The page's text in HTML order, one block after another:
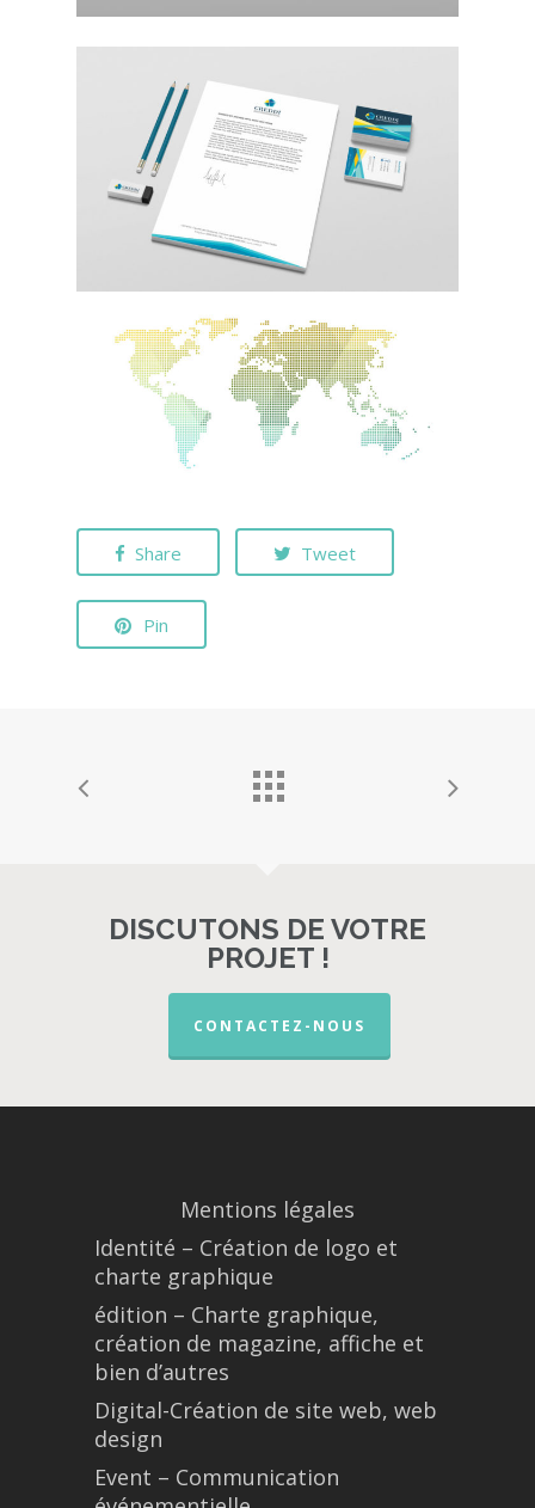
Share Tweet
Pin
DISCUTONS DE VOTRE
PROJET !
CONTACTEZ-NOUS
Mentions légales
Identité – Création de logo et
charte graphique
édition – Charte graphique,
création de magazine, affiche et
bien d’autres
Digital-Création de site web, web
design
Event – Communication